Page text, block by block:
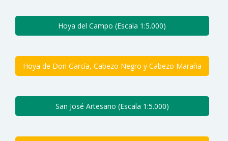
Hoya del Campo (Escala 1:5.000)
Hoya de Don García, Cabezo Negro y Cabezo Maraña
San José Artesano (Escala 1:5.000)